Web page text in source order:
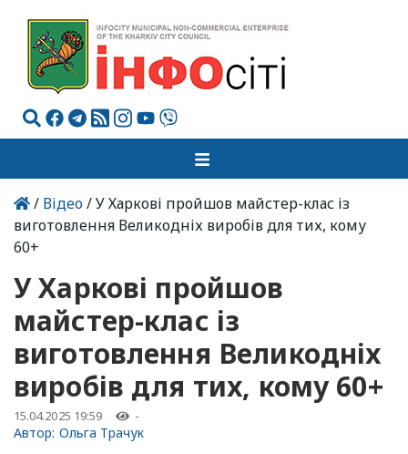
/ Відео/ У Харкові пройшов майстер-клас із
виготовлення Великодніх виробів для тих, кому
60+
У Харкові пройшов
майстер-клас із
виготовлення Великодніх
виробів для тих, кому 60+
15.04.2025 19:59 -
Автор: Ольга Трачук